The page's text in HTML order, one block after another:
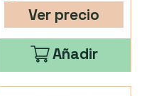
Ver precio
Añadir